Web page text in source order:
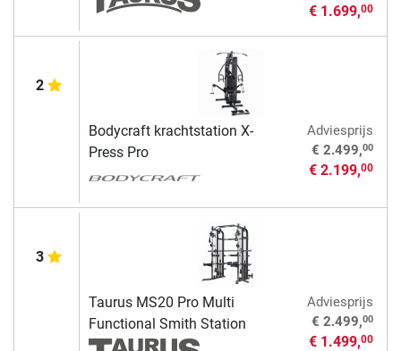
€ 1.699,00
2
Bodycraft krachtstation X-
Press Pro
Adviesprijs
€ 2.499,00
€ 2.199,00
3
Taurus MS20 Pro Multi
Functional Smith Station
Adviesprijs
€ 2.499,00
€ 1.499,00